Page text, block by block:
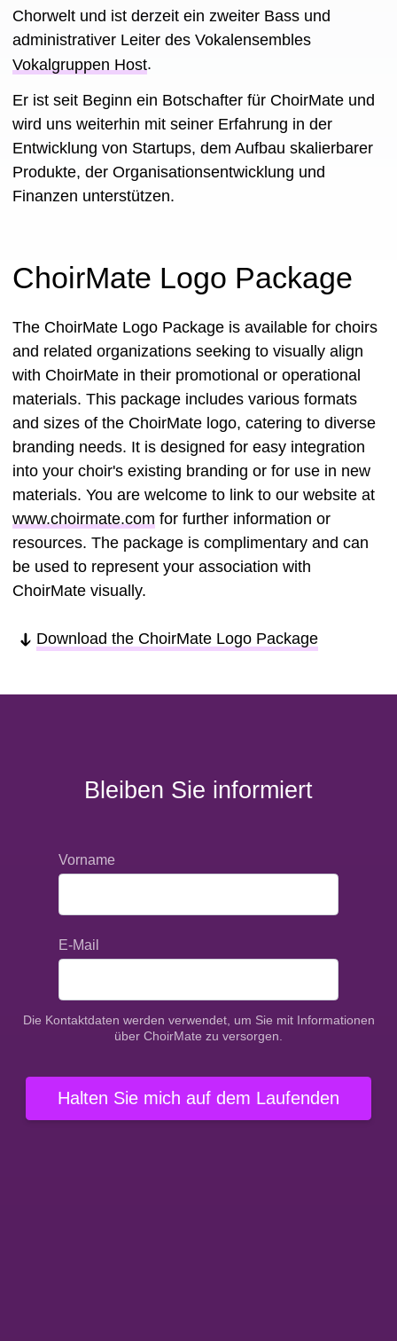
Chorwelt und ist derzeit ein zweiter Bass und
administrativer Leiter des Vokalensembles
Vokalgruppen Host.
Er ist seit Beginn ein Botschafter für ChoirMate und
wird uns weiterhin mit seiner Erfahrung in der
Entwicklung von Startups, dem Aufbau skalierbarer
Produkte, der Organisationsentwicklung und
Finanzen unterstützen.
ChoirMate Logo Package
The ChoirMate Logo Package is available for choirs
and related organizations seeking to visually align
with ChoirMate in their promotional or operational
materials. This package includes various formats
and sizes of the ChoirMate logo, catering to diverse
branding needs. It is designed for easy integration
into your choir's existing branding or for use in new
materials. You are welcome to link to our website at
www.choirmate.com for further information or
resources. The package is complimentary and can
be used to represent your association with
ChoirMate visually.
Download the ChoirMate Logo Package
Bleiben Sie informiert
Vorname
E-Mail
Die Kontaktdaten werden verwendet, um Sie mit Informationen
über ChoirMate zu versorgen.
Halten Sie mich auf dem Laufenden